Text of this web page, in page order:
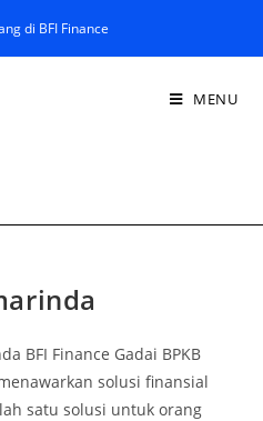
di BFI Finance
MENU
BFI Finance Gadai BPKB
solusi finansial
satu solusi untuk orang